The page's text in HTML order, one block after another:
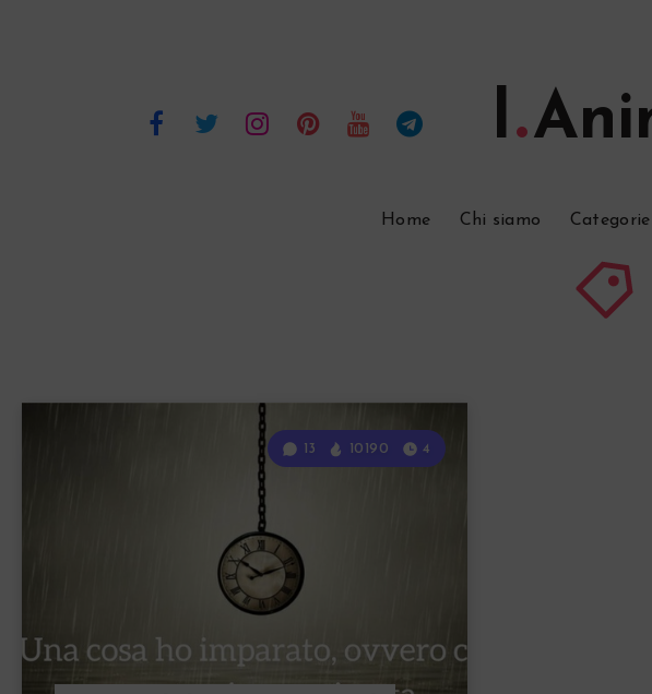
l
Home Chi siamo Categorie
13 10190 4